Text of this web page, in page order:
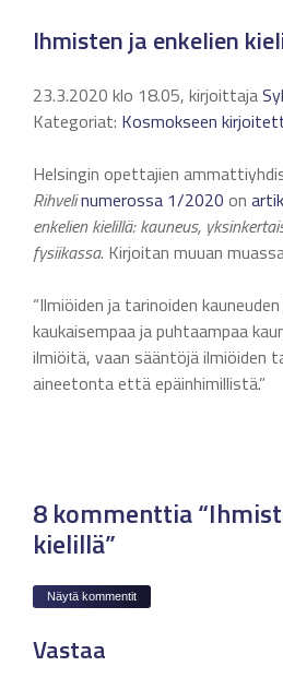
Ihmisten ja enkelien
23.3.2020 klo 18.05, kirjoittaja
Kategoriat: Kosmokseen
Helsingin opettajien
Rihvelinumerossa 1/2020 on
enkelien kielillä: kauneus,
fysiikassa. Kirjoitan muuan
“Ilmiöiden ja tarinoiden
kaukaisempaa ja puhtaampaa
ilmiöitä, vaan sääntöjä ilmiöiden
aineetonta että epäinhimillistä.”
8 kommenttia
kielillä”
Näytä kommentit
Vastaa